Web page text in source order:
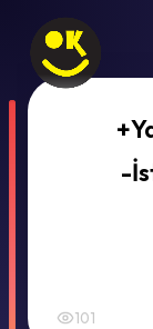
-
101